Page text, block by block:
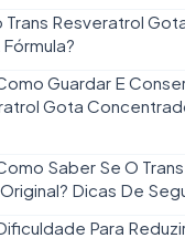
Trans Resveratrol
Guardar E
Gota
Saber Se O
Dicas De
Para